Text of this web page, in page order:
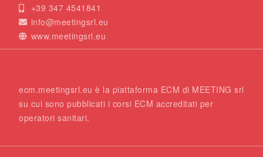
+39 347 4541841
info@meetingsrl.eu
www.meetingsrl.eu
ecm.meetingsrl.eu è la piattaforma ECM di MEETING srl
su cui sono pubblicati i corsi ECM accreditati per
operatori sanitari.